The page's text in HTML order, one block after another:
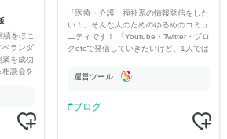
をほこ
ベランダ
業を成功
相談会を
「医療・介護・福祉系の情報発信をした
い！」そんな人のためのゆるめのコミュ
ニティです！ 「Youtube・Twitter・ブロ
グetcで発信していきたいけど、1人では
頑張りましょう！
運営ツール
ブログ